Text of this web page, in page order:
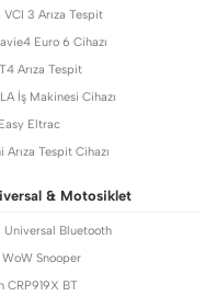
VCI 3 Arıza Tespit
Euro 6 Cihazı
Arıza Tespit
İş Makinesi Cihazı
Eltrac
Arıza Tespit Cihazı
& Motosiklet
Universal Bluetooth
Snooper
CRP919X BT